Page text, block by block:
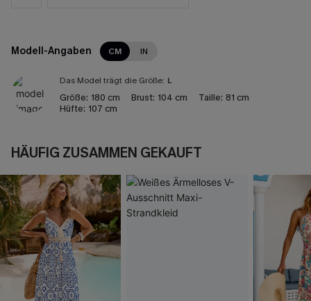
Modell-Angaben CM IN
Das Model trägt die Größe: L
Größe: 180 cm Brust: 104 cm Taille: 81 cm
Hüfte: 107 cm
HÄUFIG ZUSAMMEN GEKAUFT